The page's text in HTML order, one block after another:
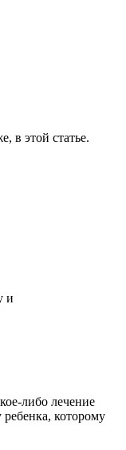
в этой статье.
и
либо лечение
которому